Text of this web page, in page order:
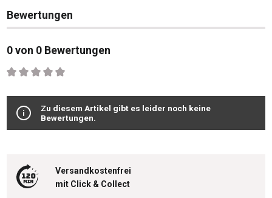
Bewertungen
0 von 0 Bewertungen
Durchschnittliche Bewertung von 0 von 5 Sternen
Zu diesem Artikel gibt es leider noch keine
Bewertungen.
Versandkostenfrei
mit Click & Collect